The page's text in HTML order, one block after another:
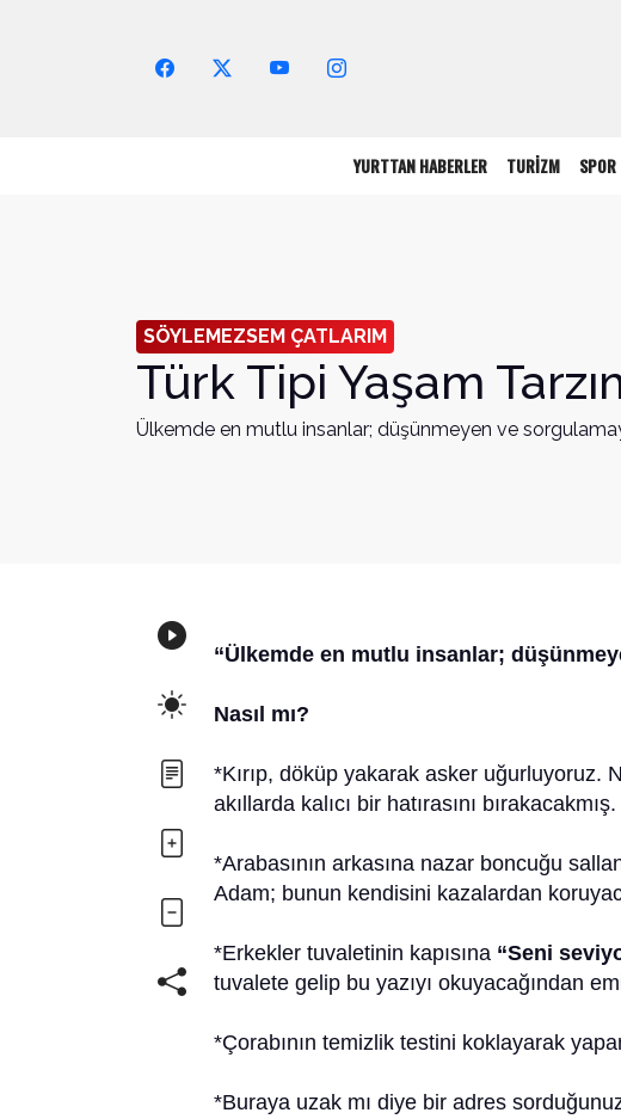
YURTTAN HABERLER TURİZM SPOR
SÖYLEMEZSEM ÇATLARIM
Türk Tipi Yaşam
Ülkemde en mutlu insanlar; düşünmeyen ve
“Ülkemde en mutlu insanlar;
Nasıl mı?
*Kırıp, döküp yakarak asker uğurluyoruz.
akıllarda kalıcı bir hatırasını
*Arabasının arkasına nazar boncuğu
Adam; bunun kendisini kazalardan
*Erkekler tuvaletinin kapısına “Seni
tuvalete gelip bu yazıyı okuyacağından
*Çorabının temizlik testini koklayarak
*Buraya uzak mı diye bir adres
Arama Yap!